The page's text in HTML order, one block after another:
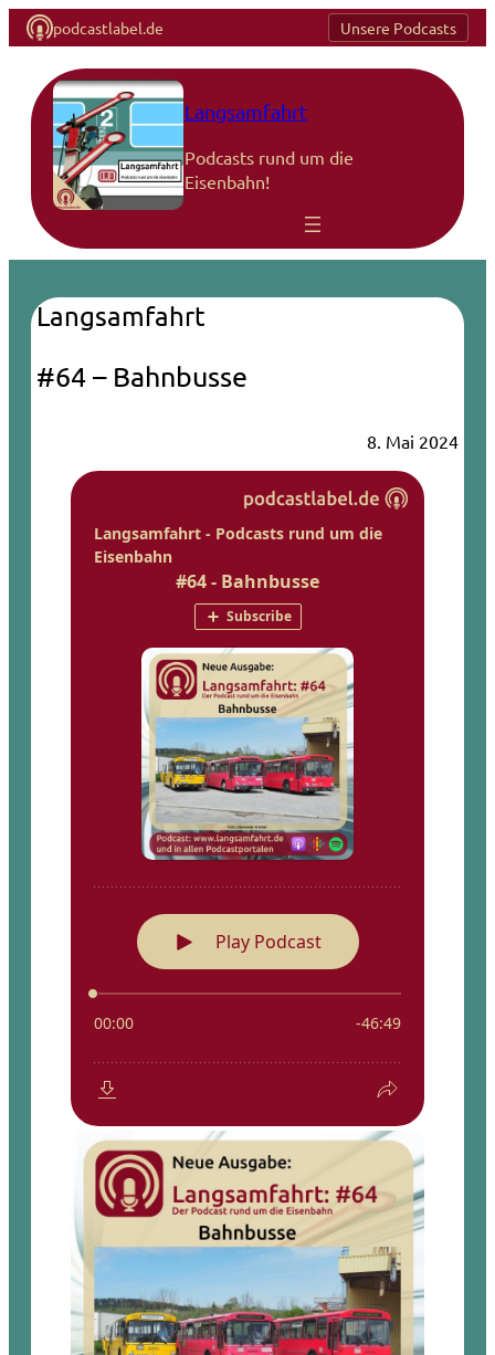
podcastlabel.de Unsere Podcasts
Langsamfahrt
Podcasts rund um die
Eisenbahn!
Langsamfahrt
#64 – Bahnbusse
8. Mai 2024